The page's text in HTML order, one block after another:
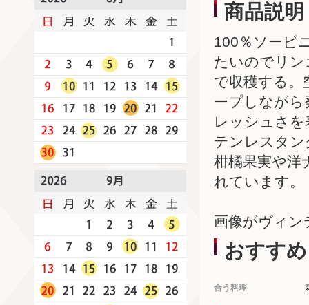
商品説明
100％ソービ
たいのでリン
で収穫する。
ープしながら
レッシュさ
テンレスタン
柑橘果実や洋
れています。
画像がヴィン
おすすめ
合う料理